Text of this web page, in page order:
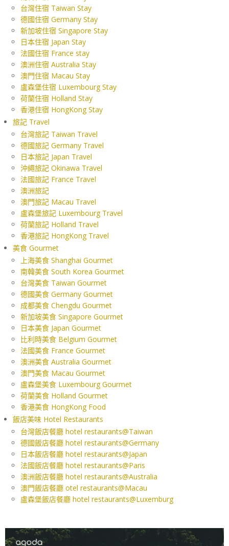
台灣住宿 Taiwan Stay
德國住宿 Germany Stay
新加坡住宿 Singapore Stay
日本住宿 Japan Stay
法國住宿 France stay
澳洲住宿 Australia Stay
澳門住宿 Macau Stay
盧森堡住宿 Luxembourg Stay
荷蘭住宿 Holland Stay
香港住宿 HongKong Stay
旅記 Travel
台灣旅記 Taiwan Travel
德國旅記 Germany Travel
日本旅記 Japan Travel
沖繩旅記 Okinawa Travel
法國旅記 France Travel
澳洲旅記
澳門旅記 Macau Travel
盧森堡旅記 Luxembourg Travel
荷蘭旅記 Holland Travel
香港旅記 HongKong Travel
美食 Gourmet
上海美食 Shanghai Gourmet
南韓美食 South Korea Gourmet
台灣美食 Taiwan Gourmet
德國美食 Germany Gourmet
成都美食 Chengdu Gourmet
新加坡美食 Singapore Gourmet
日本美食 Japan Gourmet
比利時美食 Belgium Gourmet
法國美食 France Gourmet
澳洲美食 Australia Gourmet
澳門美食 Macau Gourmet
盧森堡美食 Luxembourg Gourmet
荷蘭美食 Holland Gourmet
香港美食 HongKong Food
飯店美味 Hotel Restaurants
台灣飯店餐廳 hotel restaurants@Taiwan
德國飯店餐廳 hotel restaurants@Germany
日本飯店餐廳 hotel restaurants@Japan
法國飯店餐廳 hotel restaurants@Paris
澳洲飯店餐廳 hotel restaurants@Australia
澳門飯店餐廳 otel restaurants@Macau
盧森堡飯店餐廳 hotel restaurants@Luxemburg